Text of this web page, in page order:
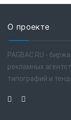
О проекте
PAGBAC.RU -
рекламных
типографий и